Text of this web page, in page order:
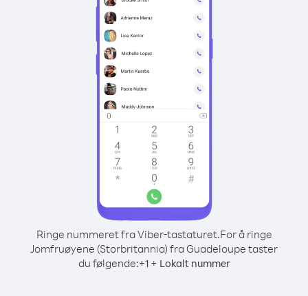
Ringe nummeret fra Viber-tastaturet.For å ringe
Jomfruøyene (Storbritannia) fra Guadeloupe taster
du følgende:+1+ Lokalt nummer